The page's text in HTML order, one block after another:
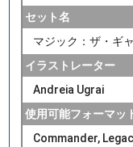
セット名
マジック：ザ・ギ
イラストレーター
Andreia Ugrai
使用可能フォーマッ
Commander,